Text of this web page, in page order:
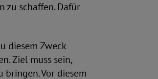
zu schaffen. Dafür
diesem Zweck
Ziel muss sein,
Vor diesem